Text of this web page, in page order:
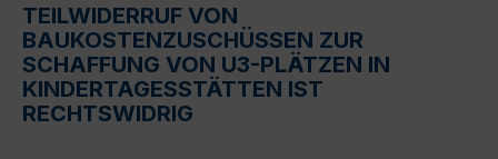
TEILWIDERRUF VON
BAUKOSTENZUSCHÜSSEN ZUR
SCHAFFUNG VON U3-PLÄTZEN IN
KINDERTAGESSTÄTTEN IST
RECHTSWIDRIG